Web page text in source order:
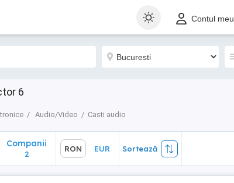
Contul meu
6
Audio/Video Casti audio
Sortează
Companii
2
RON EUR Sortează